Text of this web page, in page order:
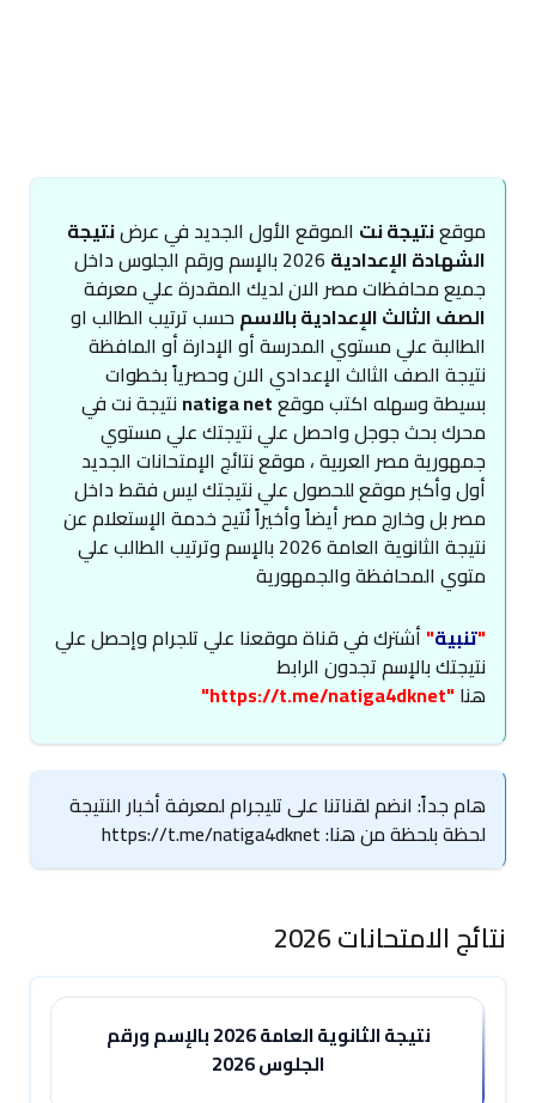
موقعنتيجة نت الموقع الأول الجديد في عرضنتيجة
الشهادة الإعدادية
2026 بالإسم ورقم الجلوس داخل
جميع محافظات مصر الان لديك المقدرة علي معرفة
الصف الثالث الإعدادية بالاسم حسب ترتيب الطالب او
الطالبة علي مستوي المدرسة أو الإدارة أو المافظة
نتيجة الصف الثالث الإعدادي الان وحصرياً بخطوات
بسيطة وسهله اكتب موقعnatiga net نتيجة نت في
محرك بحث جوجل واحصل علي نتيجتك علي مستوي
جمهورية مصر العربية ، موقع نتائج الإمتحانات الجديد
أول وأكبر موقع للحصول علي نتيجتك ليس فقط داخل
مصر بل وخارج مصر أيضاً وأخيراً نُتيح خدمة الإستعلام عن
نتيجة الثانوية العامة 2026 بالإسم وترتيب الطالب علي
متوي المحافظة والجمهورية
"تنبية" أشترك في قناة موقعنا علي تلجرام وإحصل علي
نتيجتك بالإسم تجدون الرابط
هنا"
https://t.me/natiga4dknet
"
هام جداً: انضم لقناتنا على تليجرام لمعرفة أخبار النتيجة
لحظة بلحظة من هنا: https://t.me/natiga4dknet
نتائج الامتحانات 2026
نتيجة الثانوية العامة 2026 بالإسم ورقم
الجلوس 2026